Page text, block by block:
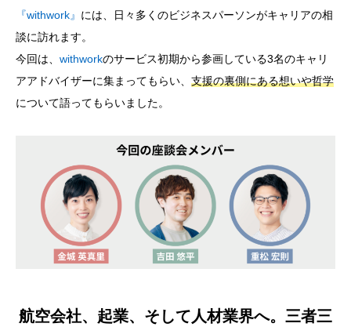
『withwork』 には、日々多くのビジネスパーソンがキャリアの相
談に訪れます。
今回は、 withworkのサービス初期から参画している3名のキャリ
アアドバイザーに集まってもらい、 支援の裏側にある想いや哲学
について語ってもらいました。
航空会社、起業、そして人材業界へ。三者三